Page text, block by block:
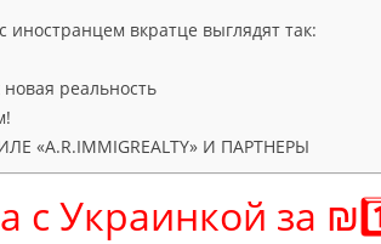
вкратце выглядят так:
реальность
«A.R.IMMIGREALTY» И ПАРТНЕРЫ
с Украинкой за